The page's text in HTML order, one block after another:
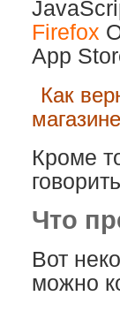
Firefox
App
Как
Кроме
Что
Вот
можно